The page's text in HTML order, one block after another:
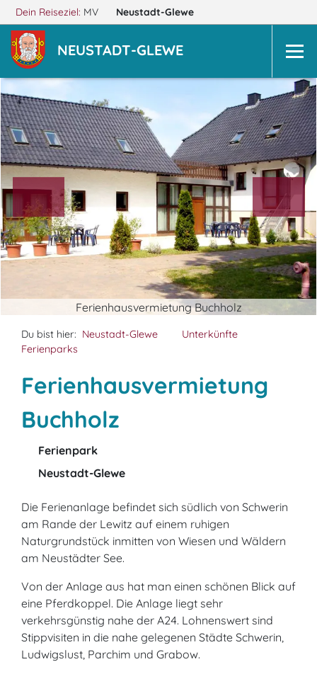
Dein Reiseziel: MV Neustadt-Glewe
NEUSTADT-GLEWE
Ferienhausvermietung Buchholz
Du bist hier: Neustadt-Glewe
Unterkünfte
Ferienparks
Ferienhausvermietung
Buchholz
Ferienpark
Neustadt-Glewe
Die Ferienanlage befindet sich südlich von Schwerin
am Rande der Lewitz auf einem ruhigen
Naturgrundstück inmitten von Wiesen und Wäldern
am Neustädter See.
Von der Anlage aus hat man einen schönen Blick auf
eine Pferdkoppel. Die Anlage liegt sehr
verkehrsgünstig nahe der A24. Lohnenswert sind
Stippvisiten in die nahe gelegenen Städte Schwerin,
Ludwigslust, Parchim und Grabow.